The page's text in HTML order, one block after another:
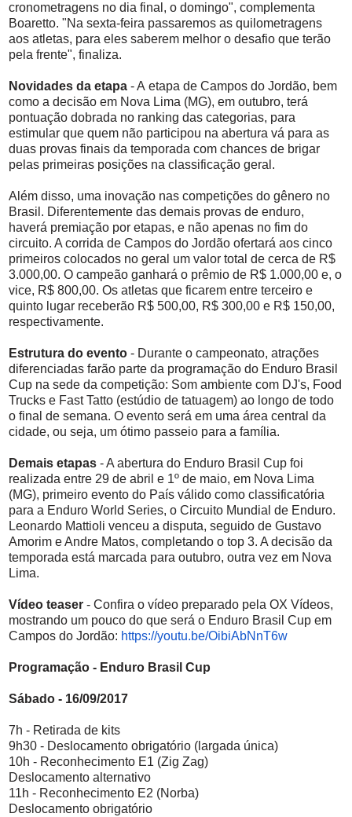
cronometragens no dia final, o domingo", complementa
Boaretto. "Na sexta-feira passaremos as quilometragens
aos atletas, para eles saberem melhor o desafio que terão
pela frente", finaliza.
Novidades da etapa - A etapa de Campos do Jordão, bem
como a decisão em Nova Lima (MG), em outubro, terá
pontuação dobrada no ranking das categorias, para
estimular que quem não participou na abertura vá para as
duas provas finais da temporada com chances de brigar
pelas primeiras posições na classificação geral.
Além disso, uma inovação nas competições do gênero no
Brasil. Diferentemente das demais provas de enduro,
haverá premiação por etapas, e não apenas no fim do
circuito. A corrida de Campos do Jordão ofertará aos cinco
primeiros colocados no geral um valor total de cerca de R$
3.000,00. O campeão ganhará o prêmio de R$ 1.000,00 e, o
vice, R$ 800,00. Os atletas que ficarem entre terceiro e
quinto lugar receberão R$ 500,00, R$ 300,00 e R$ 150,00,
respectivamente.
Estrutura do evento - Durante o campeonato, atrações
diferenciadas farão parte da programação do Enduro Brasil
Cup na sede da competição: Som ambiente com DJ's, Food
Trucks e Fast Tatto (estúdio de tatuagem) ao longo de todo
o final de semana. O evento será em uma área central da
cidade, ou seja, um ótimo passeio para a família.
Demais etapas - A abertura do Enduro Brasil Cup foi
realizada entre 29 de abril e 1º de maio, em Nova Lima
(MG), primeiro evento do País válido como classificatória
para a Enduro World Series, o Circuito Mundial de Enduro.
Leonardo Mattioli venceu a disputa, seguido de Gustavo
Amorim e Andre Matos, completando o top 3. A decisão da
temporada está marcada para outubro, outra vez em Nova
Lima.
Vídeo teaser - Confira o vídeo preparado pela OX Vídeos,
mostrando um pouco do que será o Enduro Brasil Cup em
Campos do Jordão: https://youtu.be/OibiAbNnT6w
Programação - Enduro Brasil Cup
Sábado - 16/09/2017
7h - Retirada de kits
9h30 - Deslocamento obrigatório (largada única)
10h - Reconhecimento E1 (Zig Zag)
Deslocamento alternativo
11h - Reconhecimento E2 (Norba)
Deslocamento obrigatório